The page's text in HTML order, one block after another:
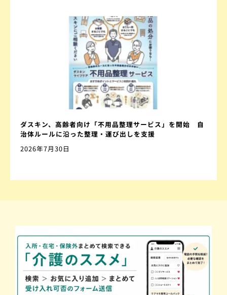
ダスキン、高齢者向け「不用品整理サービス」を開始 自
治体ルールに沿った整理・運び出しを支援
2026年7月30日